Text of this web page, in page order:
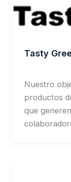
Tasty
Nuestro
productos
que